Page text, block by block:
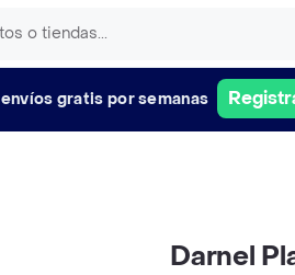
envíos gratis por semanas
Darnel